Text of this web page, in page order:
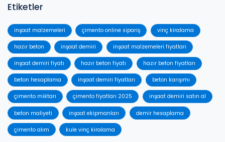
Etiketler
inşaat malzemeleri çimento online sipariş vinç kiralama
hazır beton inşaat demiri inşaat malzemeleri fiyatları
inşaat demiri fiyatı hazır beton fiyatı hazır beton fiyatları
beton hesaplama inşaat demiri fiyatları beton karışımı
çimento miktarı çimento fiyatları 2025 inşaat demiri satın al
beton maliyeti inşaat ekipmanları demir hesaplama
çimento alım kule vinç kiralama